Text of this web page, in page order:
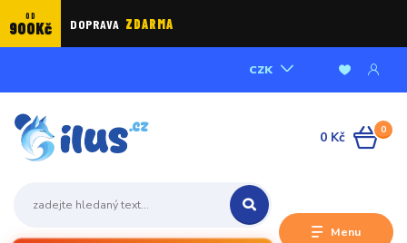
OD
900Kč DOPRAVA ZDARMA
Menu
CZK
0
0 Kč